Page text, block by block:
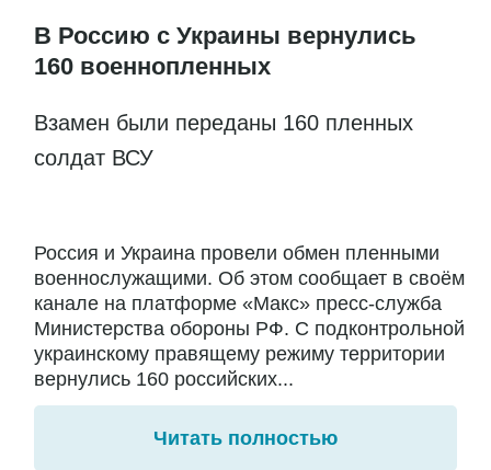
В Россию с Украины вернулись
160 военнопленных
Взамен были переданы 160 пленных
солдат ВСУ
Россия и Украина провели обмен пленными
военнослужащими. Об этом сообщает в своём
канале на платформе «Макс» пресс-служба
Министерства обороны РФ. С подконтрольной
украинскому правящему режиму территории
вернулись 160 российских...
Читать полностью